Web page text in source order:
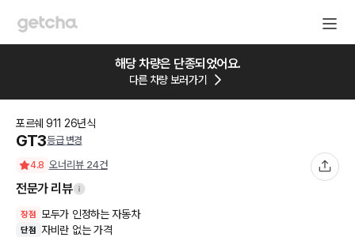
해당 차량은 단종되었어요.
다른 차량 보러가기
포르쉐 911 26년식
GT3등급 변경
4.8 오너리뷰 24건
전문가 리뷰
장점 모두가 인정하는 자동차
단점 자비란 없는 가격